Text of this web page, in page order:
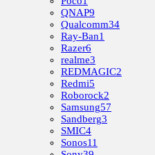
QNAP9
Qualcomm34
Ray-Ban1
Razer6
realme3
REDMAGIC2
Redmi5
Roborock2
Samsung57
Sandberg3
SMIC4
Sonos11